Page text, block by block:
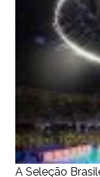
A Seleção